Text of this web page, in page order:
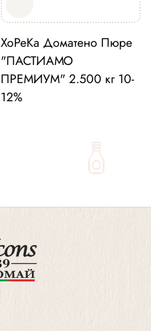
ХоРеКа Доматено Пюре
"ПАСТИАМО
ПРЕМИУМ" 2.500 кг 10-
12%